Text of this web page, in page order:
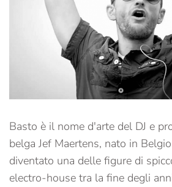
Basto è il nome d'arte del DJ e
belga Jef Maertens, nato in
diventato una delle figure di
electro-house tra la fine degli